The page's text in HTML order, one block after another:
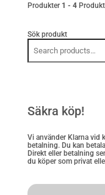
Produkter 1 - 4
Sök produkt
Säkra köp!
Vi använder Klarna vid
betalning. Du kan
Direkt eller betalning
du köper som privat